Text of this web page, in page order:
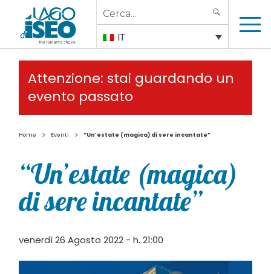
Search
for:
IT
Attenzione: stai guardando un
evento passato
Home > Eventi > “Un’estate (magica) di sere incantate”
“Un’estate (magica)
di sere incantate”
venerdì 26 Agosto 2022 - h. 21:00